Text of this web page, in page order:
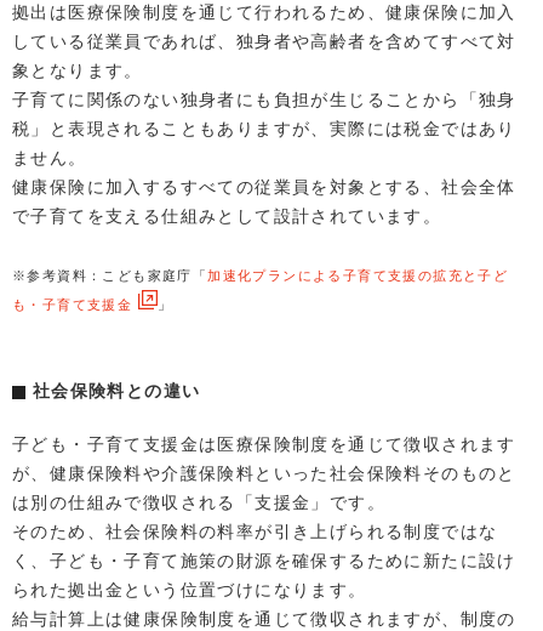
拠出は医療保険制度を通じて行われるため、健康保険に加入
している従業員であれば、独身者や高齢者を含めてすべて対
象となります。
子育てに関係のない独身者にも負担が生じることから「独身
税」と表現されることもありますが、実際には税金ではあり
ません。
健康保険に加入するすべての従業員を対象とする、社会全体
で子育てを支える仕組みとして設計されています。
※参考資料：こども家庭庁「加速化プランによる子育て支援の拡充と子ど
も・子育て支援金
」
社会保険料との違い
子ども・子育て支援金は医療保険制度を通じて徴収されます
が、健康保険料や介護保険料といった社会保険料そのものと
は別の仕組みで徴収される「支援金」です。
そのため、社会保険料の料率が引き上げられる制度ではな
く、子ども・子育て施策の財源を確保するために新たに設け
られた拠出金という位置づけになります。
給与計算上は健康保険制度を通じて徴収されますが、制度の